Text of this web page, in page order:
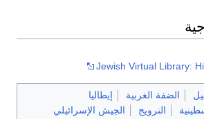
Jewish Virtual Library:
الضفة الغربية
إيطاليا
النرويج
الجيش الإسرائيلي